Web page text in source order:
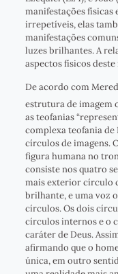
manifestações físicas
irrepetíveis, elas
manifestações
luzes brilhantes. A
aspectos físicos
De acordo com
estrutura de imagem
as teofanias
complexa teofania de
círculos de imagens.
figura humana no
consiste nos quatro
mais exterior círculo
brilhante, e uma voz
círculos. Os dois
círculos internos e o
caráter de Deus.
afirmando que o
única, em outro